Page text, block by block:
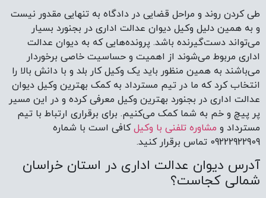
طی کردن روند و مراحل قضایی در دادگاه به تنهایی مقدور نیست
و به همین دلیل وکیل دیوان عدالت اداری در بجنورد بسیار
می‌تواند دست‌گیرنده باشد. پرونده‌هایی که به دیوان عدالت
اداری مربوط می‌شوند از اهمیت و حساسیت خاصی برخوردار
می‌باشند به همین منظور باید یک وکیل کار بلد و با دانش بالا را
انتخاب کرد که ما در تیم مسترداد به کمک بهترین وکیل دیوان
عدالت اداری در بجنورد بهترین وکیل معرفی کرده و در این مسیر
پر پیچ و خم به شما کمک می‌کنیم. برای برقراری ارتباط با تیم
مسترداد و مشاوره تلفنی با وکیلکافی است با شماره
09222922909 تماس برقرار کنید.
آدرس دیوان عدالت اداری در استان خراسان
شمالی کجاست؟